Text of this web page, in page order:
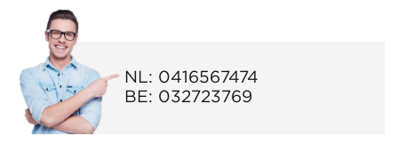
NL: 0416567474
BE: 032723769